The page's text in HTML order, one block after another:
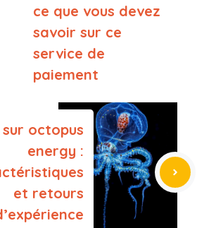
ce que vous devez
savoir sur ce
service de
paiement
sur octopus
energy :
et retours